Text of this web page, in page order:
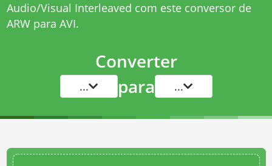
Audio/Visual Interleaved com este conversor de
ARW para AVI.
Converter
... para ...